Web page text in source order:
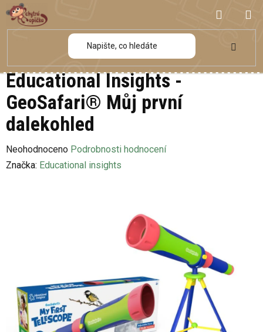
Přejít
na
obsah
KOŠÍK
Educational Insights -
GeoSafari® Můj první
dalekohled
Průměrné
hodnocení
Neohodnoceno Podrobnosti hodnocení
Značka: Educational insights